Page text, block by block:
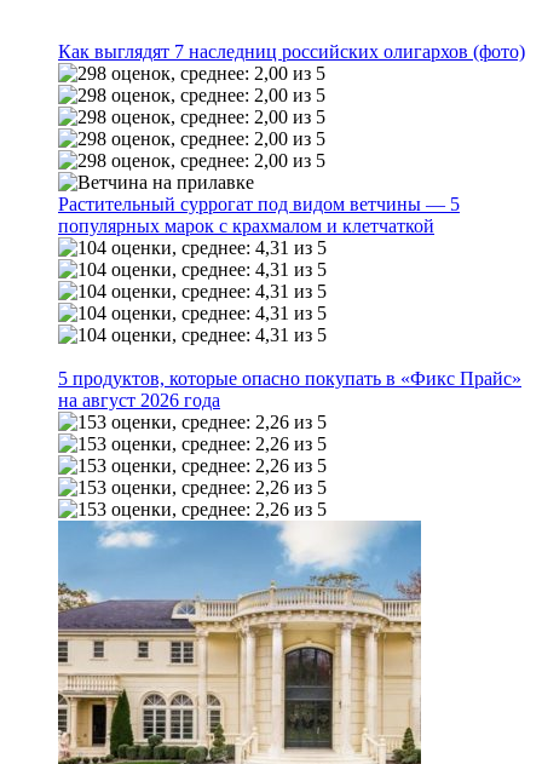
Как выглядят 7 наследниц российских олигархов (фото)
Растительный суррогат под видом ветчины — 5
популярных марок с крахмалом и клетчаткой
5 продуктов, которые опасно покупать в «Фикс Прайс»
на август 2026 года